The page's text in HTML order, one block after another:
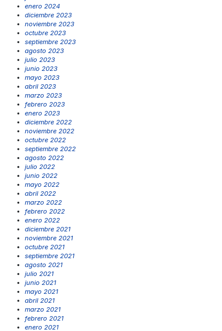
enero 2024
diciembre 2023
noviembre 2023
octubre 2023
septiembre 2023
agosto 2023
julio 2023
junio 2023
mayo 2023
abril 2023
marzo 2023
febrero 2023
enero 2023
diciembre 2022
noviembre 2022
octubre 2022
septiembre 2022
agosto 2022
julio 2022
junio 2022
mayo 2022
abril 2022
marzo 2022
febrero 2022
enero 2022
diciembre 2021
noviembre 2021
octubre 2021
septiembre 2021
agosto 2021
julio 2021
junio 2021
mayo 2021
abril 2021
marzo 2021
febrero 2021
enero 2021